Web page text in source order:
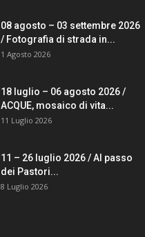
08 agosto – 03 settembre 2026
/ Fotografia di strada in...
1 Agosto 2026
18 luglio – 06 agosto 2026 /
ACQUE, mosaico di vita...
11 Luglio 2026
11 – 26 luglio 2026 / Al passo
dei Pastori...
8 Luglio 2026